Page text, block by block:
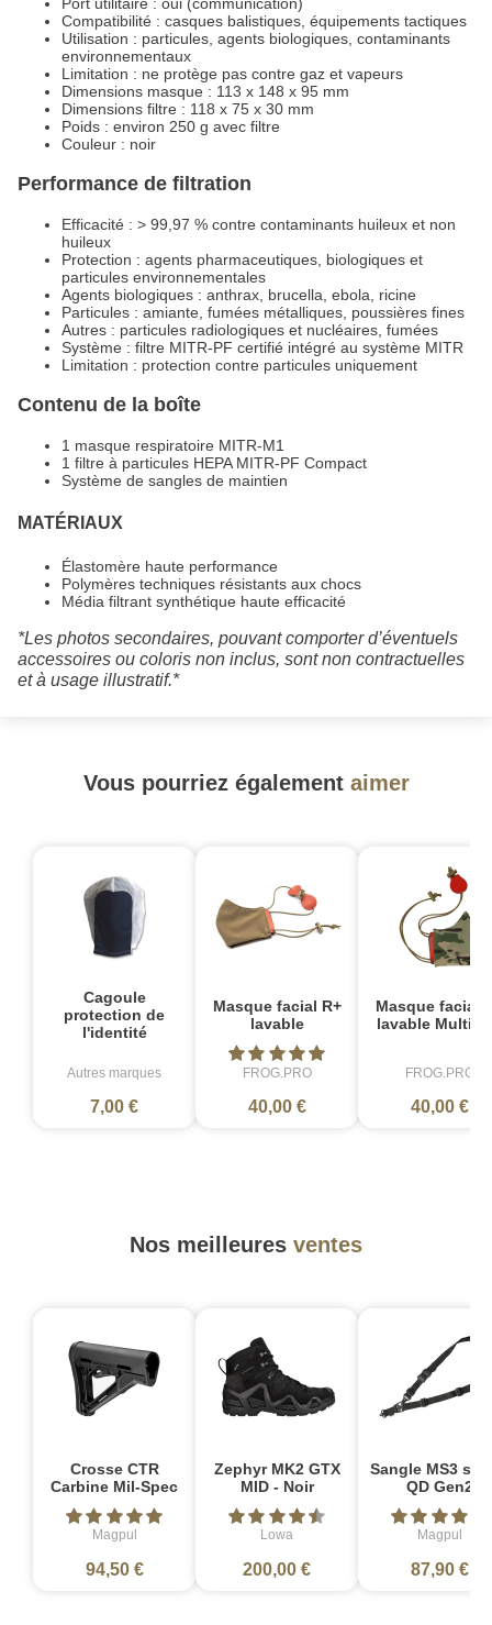
Port utilitaire : oui (communication)
Compatibilité : casques balistiques, équipements tactiques
Utilisation : particules, agents biologiques, contaminants
environnementaux
Limitation : ne protège pas contre gaz et vapeurs
Dimensions masque : 113 x 148 x 95 mm
Dimensions filtre : 118 x 75 x 30 mm
Poids : environ 250 g avec filtre
Couleur : noir
Performance de filtration
Efficacité : > 99,97 % contre contaminants huileux et non
huileux
Protection : agents pharmaceutiques, biologiques et
particules environnementales
Agents biologiques : anthrax, brucella, ebola, ricine
Particules : amiante, fumées métalliques, poussières fines
Autres : particules radiologiques et nucléaires, fumées
Système : filtre MITR-PF certifié intégré au système MITR
Limitation : protection contre particules uniquement
Contenu de la boîte
1 masque respiratoire MITR-M1
1 filtre à particules HEPA MITR-PF Compact
Système de sangles de maintien
MATÉRIAUX
Élastomère haute performance
Polymères techniques résistants aux chocs
Média filtrant synthétique haute efficacité
*Les photos secondaires, pouvant comporter d’éventuels
accessoires ou coloris non inclus, sont non contractuelles
et à usage illustratif.*
Vous pourriez également aimer
Cagoule
protection de
l'identité
Autres marques
7,00 €
Masque facial R+
lavable
FROG.PRO
40,00 €
Masque facial
lavable
FROG.PRO
40,00 €
Nos meilleures ventes
Crosse CTR
Carbine Mil-Spec
Magpul
94,50 €
Zephyr MK2 GTX
MID - Noir
Lowa
200,00 €
Sangle MS3
QD Gen2
Magpul
87,90 €